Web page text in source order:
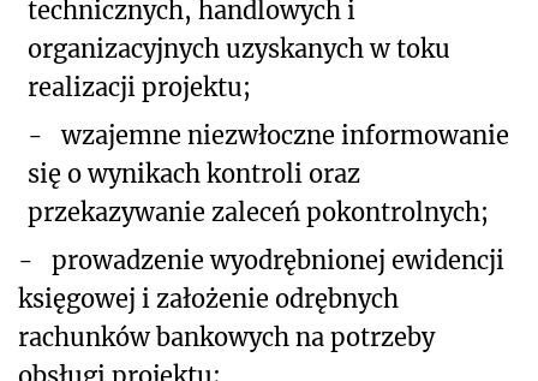
technicznych, handlowych i
organizacyjnych uzyskanych w toku
realizacji projektu;
-wzajemne niezwłoczne informowanie
się o wynikach kontroli oraz
przekazywanie zaleceń pokontrolnych;
- prowadzenie wyodrębnionej ewidencji
księgowej i założenie odrębnych
rachunków bankowych na potrzeby
obsługi projektu;